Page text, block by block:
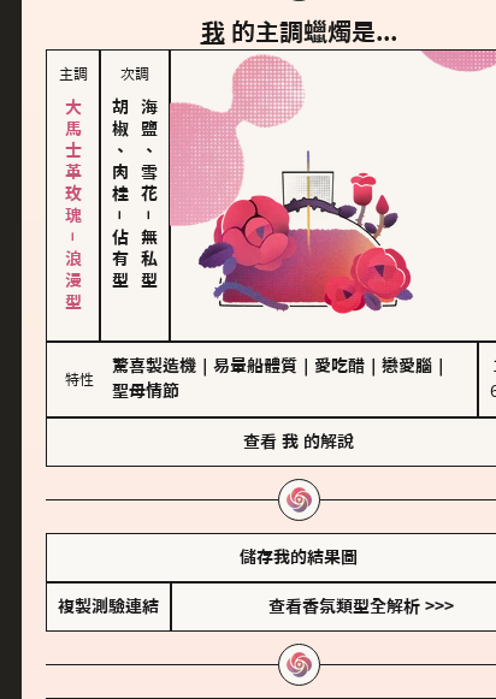
我 的主調蠟燭是...
主調
大馬士革玫瑰－浪漫型
次調
胡椒、肉桂
－
佔有型
海鹽、雪花
－
無私型
特性
驚喜製造機 易暈船體質 愛吃醋 戀愛腦
聖母情節
查看 我 的解說
儲存我的結果圖
複製測驗連結 查看香氛類型全解析 >>>